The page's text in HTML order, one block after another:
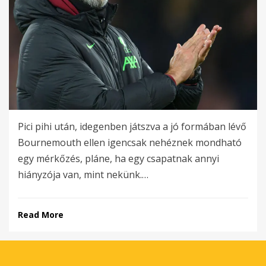
Pici pihi után, idegenben játszva a jó formában lévő
Bournemouth ellen igencsak nehéznek mondható
egy mérkőzés, pláne, ha egy csapatnak annyi
hiányzója van, mint nekünk.…
Read More